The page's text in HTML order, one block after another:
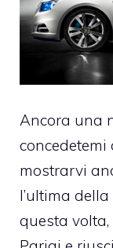
Ancora una
concedetemi
mostrarvi
l’ultima
questa